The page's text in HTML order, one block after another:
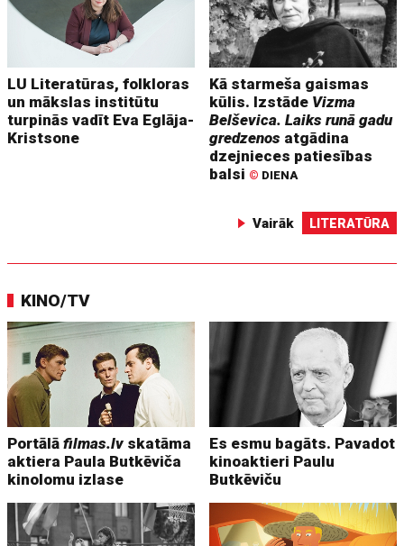
LU Literatūras, folkloras
un mākslas institūtu
turpinās vadīt Eva Eglāja-
Kristsone
Kā starmeša gaismas
kūlis. Izstāde Vizma
Belševica. Laiks runā gadu
gredzenos atgādina
dzejnieces patiesības
balsi © DIENA
Vairāk LITERATŪRA
KINO/TV
Portālāfilmas.lv skatāma
aktiera Paula Butkēviča
kinolomu izlase
Es esmu bagāts. Pavadot
kinoaktieri Paulu
Butkēviču